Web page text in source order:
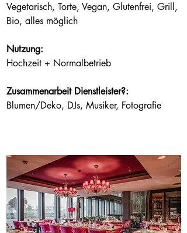
Vegetarisch, Torte, Vegan, Glutenfrei, Grill,
Bio, alles möglich
Nutzung:
Hochzeit + Normalbetrieb
Zusammenarbeit Dienstleister?:
Blumen/Deko, DJs, Musiker, Fotografie